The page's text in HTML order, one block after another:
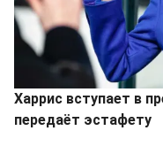
Харрис вступает в
передаёт эстафету